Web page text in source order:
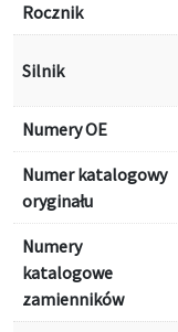
Rocznik
Silnik
Numery OE
Numer katalogowy
oryginału
Numery
katalogowe
zamienników